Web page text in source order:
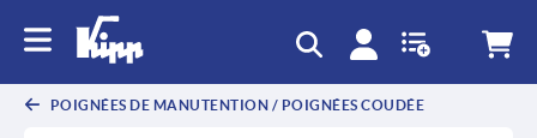
POIGNÉES DE MANUTENTION / POIGNÉES COUDÉE